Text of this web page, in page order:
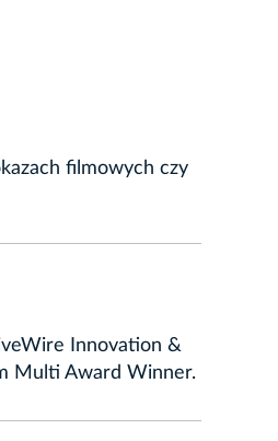
filmowych czy
Innovation &
Multi Award Winner.